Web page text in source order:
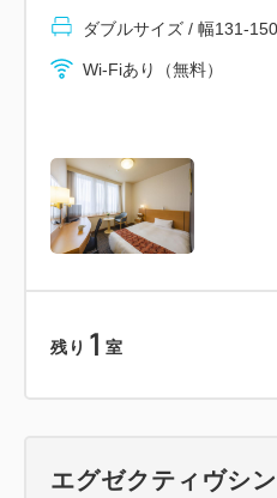
◆入庫は夜０時までですの
◆車高２．１メートルまで
館内には・・・
飲食店舗、コンビニ（フ
ＴＭ、郵便局、映画館、
ダブルサイズ / 幅131-
Wi-Fiあり（無料）
残り 1 室
エグゼクティヴシ